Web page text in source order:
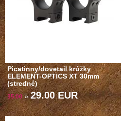
Picatinny/dovetail krúžky
ELEMENT-OPTICS XT 30mm
(stredné)
35.00 » 29.00 EUR